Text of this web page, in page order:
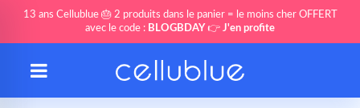
13 ans Cellublue 🎂 2 produits dans le panier = le moins cher OFFERT
avec le code : BLOGBDAY 👉 J'en profite